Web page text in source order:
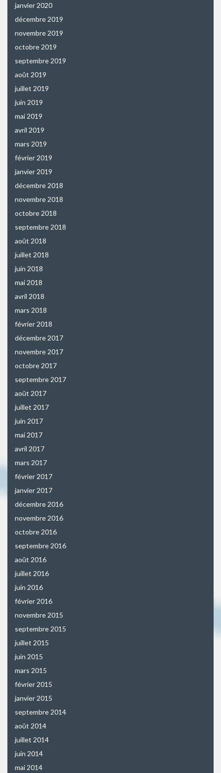
janvier 2020
décembre 2019
novembre 2019
octobre 2019
septembre 2019
août 2019
juillet 2019
juin 2019
mai 2019
avril 2019
mars 2019
février 2019
janvier 2019
décembre 2018
novembre 2018
octobre 2018
septembre 2018
août 2018
juillet 2018
juin 2018
mai 2018
avril 2018
mars 2018
février 2018
décembre 2017
novembre 2017
octobre 2017
septembre 2017
août 2017
juillet 2017
juin 2017
mai 2017
avril 2017
mars 2017
février 2017
janvier 2017
décembre 2016
novembre 2016
octobre 2016
septembre 2016
août 2016
juillet 2016
juin 2016
février 2016
novembre 2015
septembre 2015
juillet 2015
juin 2015
mars 2015
février 2015
janvier 2015
septembre 2014
août 2014
juillet 2014
juin 2014
mai 2014